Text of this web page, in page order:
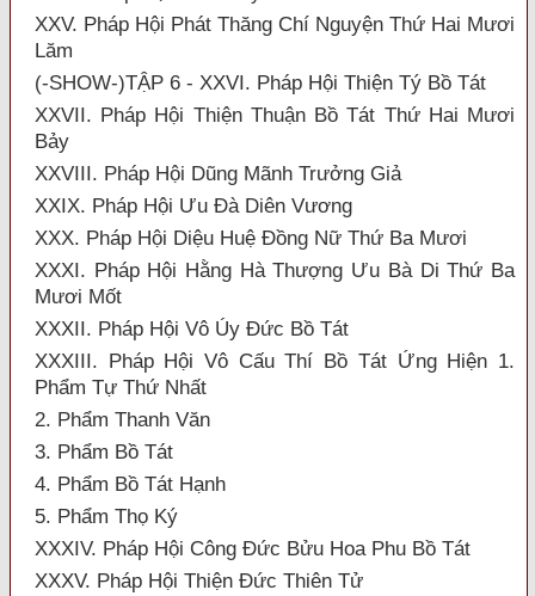
XXV. Pháp Hội Phát Thăng Chí Nguyện Thứ Hai Mươi
Lăm
(-SHOW-)TẬP 6 - XXVI. Pháp Hội Thiện Tý Bồ Tát
XXVII. Pháp Hội Thiện Thuận Bồ Tát Thứ Hai Mươi
Bảy
XXVIII. Pháp Hội Dũng Mãnh Trưởng Giả
XXIX. Pháp Hội Ưu Đà Diên Vương
XXX. Pháp Hội Diệu Huệ Đồng Nữ Thứ Ba Mươi
XXXI. Pháp Hội Hằng Hà Thượng Ưu Bà Di Thứ Ba
Mươi Mốt
XXXII. Pháp Hội Vô Úy Đức Bồ Tát
XXXIII. Pháp Hội Vô Cấu Thí Bồ Tát Ứng Hiện 1.
Phẩm Tự Thứ Nhất
2. Phẩm Thanh Văn
3. Phẩm Bồ Tát
4. Phẩm Bồ Tát Hạnh
5. Phẩm Thọ Ký
XXXIV. Pháp Hội Công Đức Bửu Hoa Phu Bồ Tát
XXXV. Pháp Hội Thiện Đức Thiên Tử